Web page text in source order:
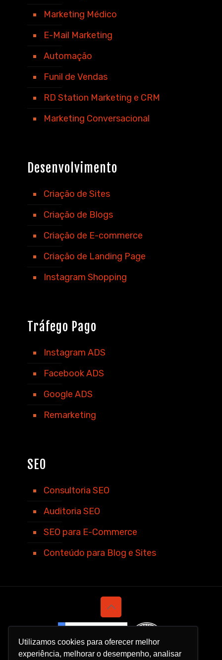
Utilizamos cookies para oferecer melhor
experiência, melhorar o desempenho, analisar
Marketing Médico
E-Mail Marketing
Automação
Funil de Vendas
RD Station Marketing e CRM
Marketing Conversacional
Desenvolvimento
Criação de Sites
Criação de Blogs
Criação de E-commerce
Criação de Landing Page
Instagram Shopping
Tráfego Pago
Instagram ADS
Facebook ADS
Google ADS
Remarketing
SEO
Consultoria SEO
Auditoria SEO
SEO para E-Commerce
Conteúdo para Blog e Sites